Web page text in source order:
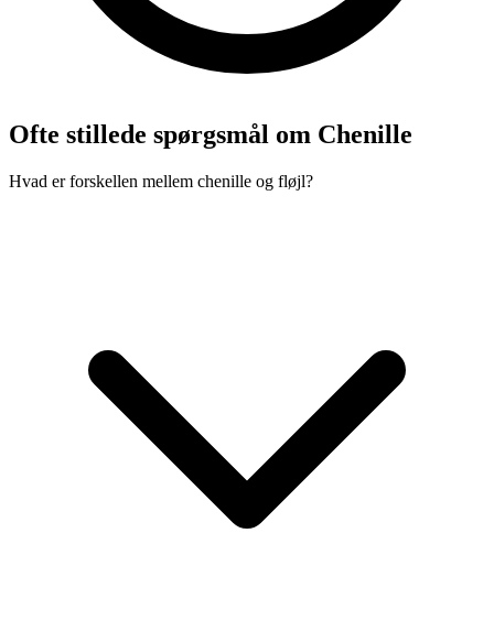
Ofte stillede spørgsmål om Chenille
Hvad er forskellen mellem chenille og fløjl?